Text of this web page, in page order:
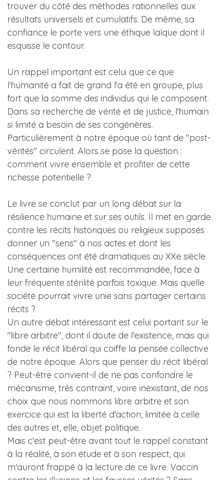
trouver du côté des méthodes rationnelles aux
résultats universels et cumulatifs. De même, sa
confiance le porte vers une éthique laïque dont il
esquisse le contour.
Un rappel important est celui que ce que
l'humanité a fait de grand l'a été en groupe, plus
fort que la somme des individus qui le composent.
Dans sa recherche de vérité et de justice, l'humain
si limité a besoin de ses congénères.
Particulièrement à notre époque où tant de "post-
vérités" circulent. Alors se pose la question :
comment vivre ensemble et profiter de cette
richesse potentielle ?
Le livre se conclut par un long débat sur la
résilience humaine et sur ses outils. Il met en garde
contre les récits historiques ou religieux supposés
donner un "sens" à nos actes et dont les
conséquences ont été dramatiques au XXe siècle.
Une certaine humilité est recommandée, face à
leur fréquente stérilité parfois toxique. Mais quelle
société pourrait vivre unie sans partager certains
récits ?
Un autre débat intéressant est celui portant sur le
"libre arbitre", dont il doute de l'existence, mais qui
fonde le récit libéral qui coiffe la pensée collective
de notre époque. Alors que penser du récit libéral
? Peut-être convient-il de ne pas confondre le
mécanisme, très contraint, voire inexistant, de nos
choix que nous nommons libre arbitre et son
exercice qui est la liberté d'action, limitée à celle
des autres et, elle, objet politique.
Mais c'est peut-être avant tout le rappel constant
à la réalité, à son étude et à son respect, qui
m'auront frappé à la lecture de ce livre. Vaccin